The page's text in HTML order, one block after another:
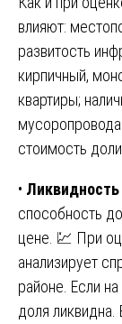
влияют:
развитость
кирпичный,
квартиры;
стоимость доли.
•
способность
цене. 💹 При
анализирует
районе. Если
доля ликвидна.